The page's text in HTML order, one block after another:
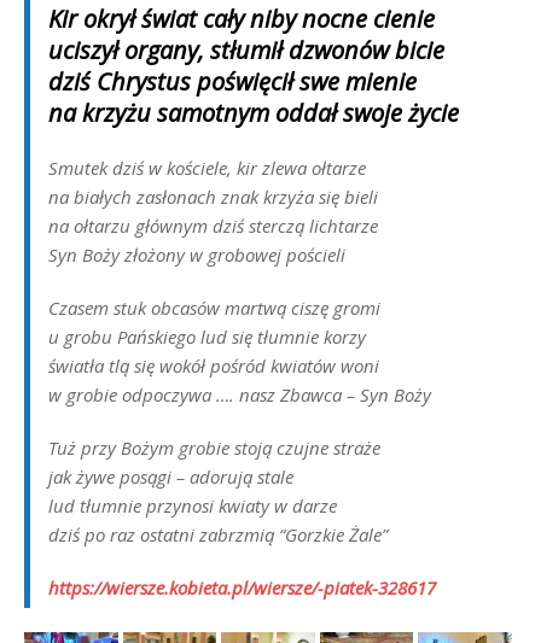
Kir okrył świat cały niby nocne cienie
uciszył organy, stłumił dzwonów bicie
dziś Chrystus poświęcił swe mienie
na krzyżu samotnym oddał swoje życie
Smutek dziś w kościele, kir zlewa ołtarze
na białych zasłonach znak krzyża się bieli
na ołtarzu głównym dziś sterczą lichtarze
Syn Boży złożony w grobowej pościeli
Czasem stuk obcasów martwą ciszę gromi
u grobu Pańskiego lud się tłumnie korzy
światła tlą się wokół pośród kwiatów woni
w grobie odpoczywa …. nasz Zbawca – Syn Boży
Tuż przy Bożym grobie stoją czujne straże
jak żywe posągi – adorują stale
lud tłumnie przynosi kwiaty w darze
dziś po raz ostatni zabrzmią “Gorzkie Żale”
https://wiersze.kobieta.pl/wiersze/-piatek-328617